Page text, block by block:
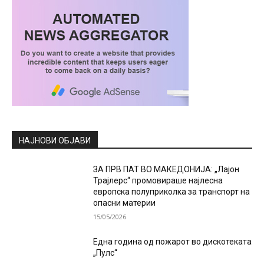
НАЈНОВИ ОБЈАВИ
ЗА ПРВ ПАТ ВО МАКЕДОНИЈА: „Лајон
Трајлерс“ промовираше најлесна
европска полуприколка за транспорт на
опасни материи
15/05/2026
Една година од пожарот во дискотеката
„Пулс“